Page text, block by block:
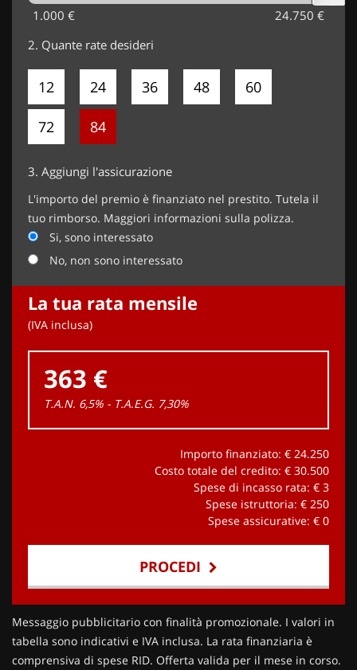
1.000 € 24.750 €
2. Quante rate desideri
12 24 36 48 60
72 84
3. Aggiungi l'assicurazione
L'importo del premio è finanziato nel prestito. Tutela il
tuo rimborso. Maggiori informazioni sulla polizza.
Si, sono interessato
No, non sono interessato
La tua rata mensile
(IVA inclusa)
363 €
T.A.N. 6,5% - T.A.E.G. 7,30%
Importo finanziato: € 24.250
Costo totale del credito: € 30.500
Spese di incasso rata: € 3
Spese istruttoria: € 250
Spese assicurative: € 0
PROCEDI
Contattaci
Messaggio pubblicitario con finalità promozionale. I valori in
tabella sono indicativi e IVA inclusa. La rata finanziaria è
comprensiva di spese RID. Offerta valida per il mese in corso.